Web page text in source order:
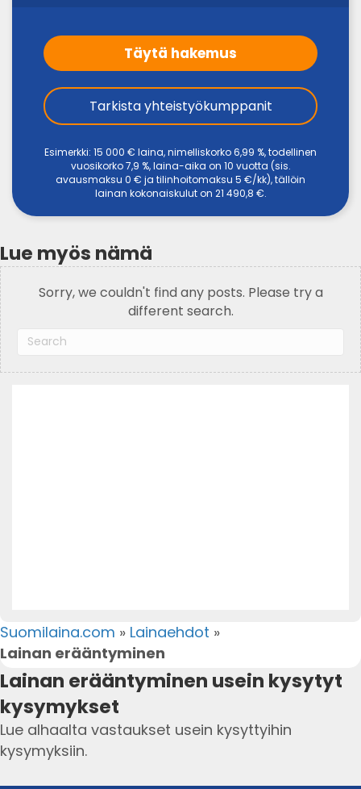
Suomilaina.com » Lainaehdot »
Lainan erääntyminen
Täytä hakemus
Tarkista yhteistyökumppanit
Esimerkki: 15 000 € laina, nimelliskorko 6,99 %, todellinen
vuosikorko 7,9 %, laina-aika on 10 vuotta (sis.
avausmaksu 0 € ja tilinhoitomaksu 5 €/kk), tällöin
lainan kokonaiskulut on 21 490,8 €.
Lue myös nämä
Sorry, we couldn't find any posts. Please try a
different search.
Lainan erääntyminen usein kysytyt
kysymykset
Lue alhaalta vastaukset usein kysyttyihin
kysymyksiin.